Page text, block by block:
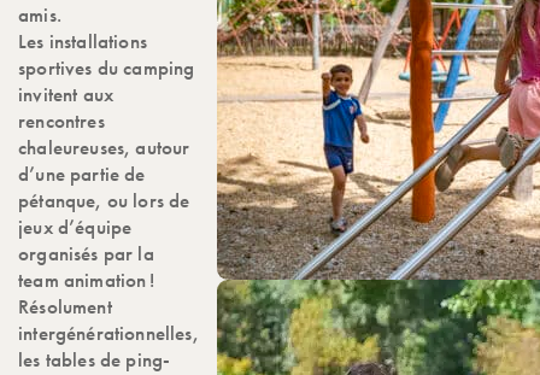
amis.
Les installations
sportives du camping
invitent aux
rencontres
chaleureuses, autour
d’une partie de
pétanque, ou lors de
jeux d’équipe
organisés par la
team animation !
Résolument
intergénérationnelles,
les tables de ping-